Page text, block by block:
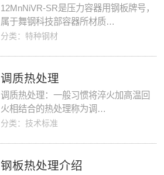
12MnNiVR-SR是压力容器用钢板牌号，
属于舞钢科技部容器所材质…
分类：特种钢材
调质热处理
调质热处理：一般习惯将淬火加高温回
火相结合的热处理称为调…
分类：技术标准
钢板热处理介绍